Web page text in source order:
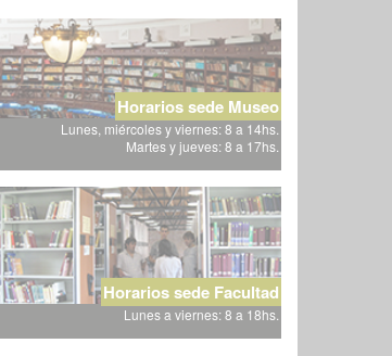
Horarios sede Museo
Lunes, miércoles y viernes: 8 a 14hs.
Martes y jueves: 8 a 17hs.
Horarios sede Facultad
Lunes a viernes: 8 a 18hs.